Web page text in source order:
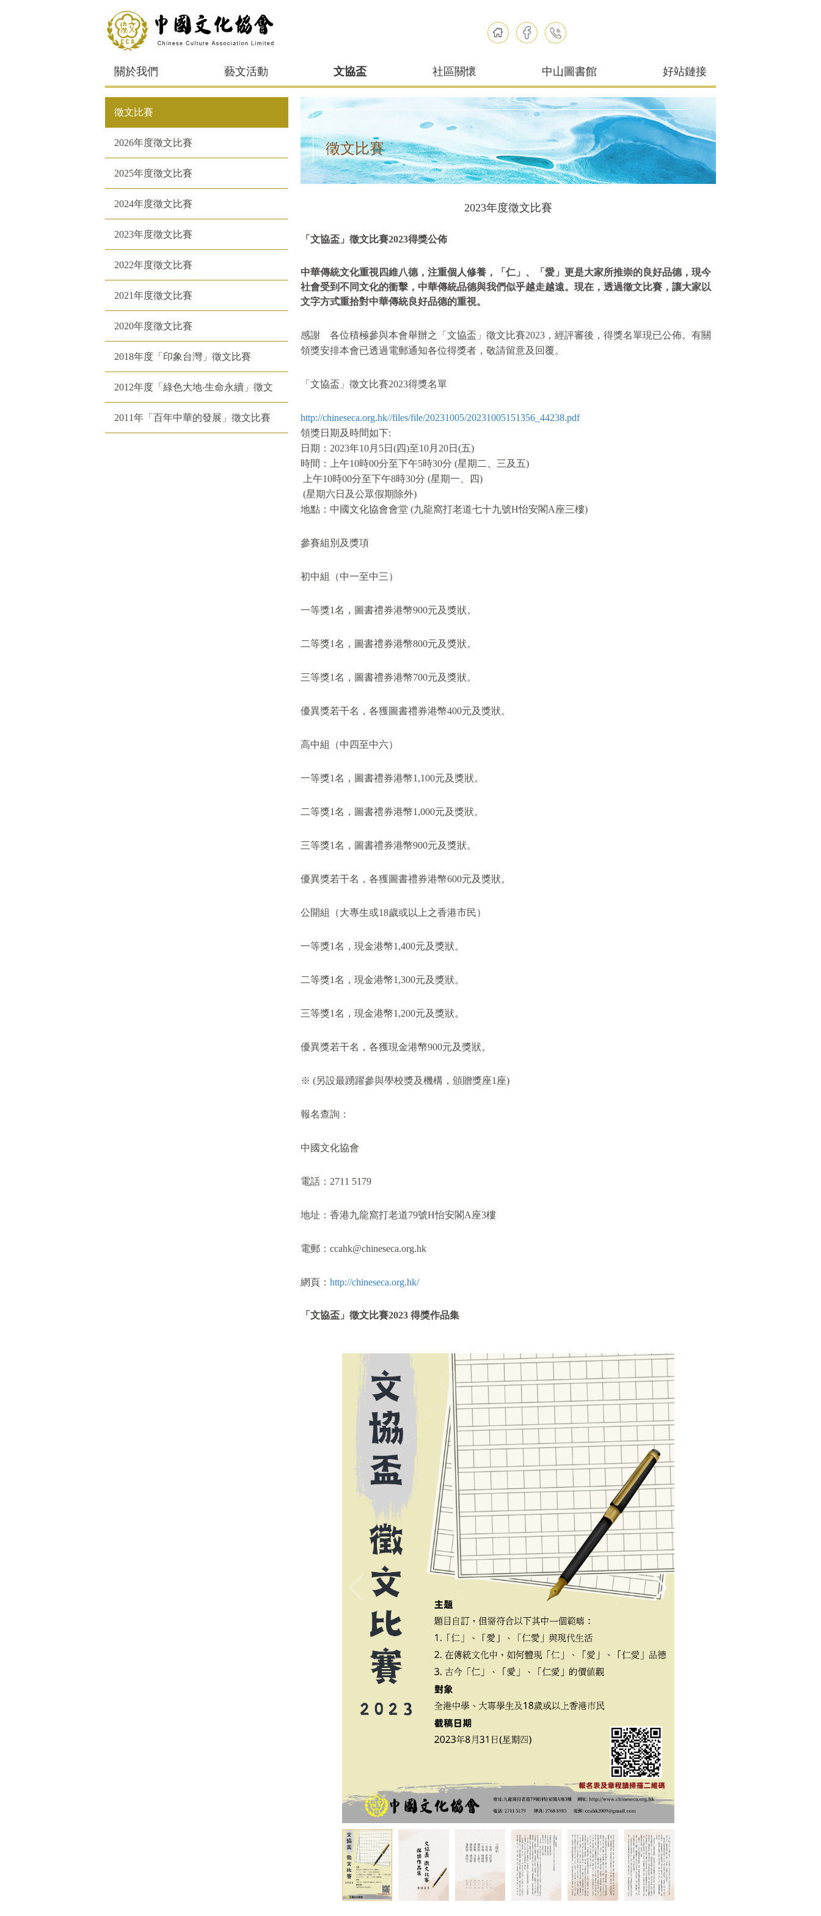
關於我們 藝文活動 文協盃 社區關懷 中山圖書館 好站鏈接
徵文比賽
2026年度徵文比賽
2025年度徵文比賽
2024年度徵文比賽
2023年度徵文比賽
2022年度徵文比賽
2021年度徵文比賽
2020年度徵文比賽
2018年度「印象台灣」徵文比賽
2012年度「綠色大地‧生命永續」徵文
2011年「百年中華的發展」徵文比賽
徵文比賽
2023年度徵文比賽
「文協盃」徵文比賽2023得獎公佈
中華傳統文化重視四維八德，注重個人修養，「仁」、「愛」更是大家所推崇的良好品德，現今
社會受到不同文化的衝擊，中華傳統品德與我們似乎越走越遠。現在，透過徵文比賽，讓大家以
文字方式重拾對中華傳統良好品德的重視。
感謝　各位積極參與本會舉辦之「文協盃」徵文比賽2023，經評審後，得獎名單現已公佈。有關
領獎安排本會已透過電郵通知各位得獎者，敬請留意及回覆。
「文協盃」徵文比賽2023得獎名單
http://chineseca.org.hk//files/file/20231005/20231005151356_44238.pdf
領獎日期及時間如下:
日期：2023年10月5日(四)至10月20日(五)
時間：上午10時00分至下午5時30分 (星期二、三及五)
上午10時00分至下午8時30分 (星期一、四)
(星期六日及公眾假期除外)
地點：中國文化協會會堂 (九龍窩打老道七十九號H怡安閣A座三樓)
參賽組別及獎項
初中組（中一至中三）
一等獎1名，圖書禮券港幣900元及獎狀。
二等獎1名，圖書禮券港幣800元及獎狀。
三等獎1名，圖書禮券港幣700元及獎狀。
優異獎若干名，各獲圖書禮券港幣400元及獎狀。
高中組（中四至中六）
一等獎1名，圖書禮券港幣1,100元及獎狀。
二等獎1名，圖書禮券港幣1,000元及獎狀。
三等獎1名，圖書禮券港幣900元及獎狀。
優異獎若干名，各獲圖書禮券港幣600元及獎狀。
公開組（大專生或18歲或以上之香港市民）
一等獎1名，現金港幣1,400元及獎狀。
二等獎1名，現金港幣1,300元及獎狀。
三等獎1名，現金港幣1,200元及獎狀。
優異獎若干名，各獲現金港幣900元及獎狀。
※ (另設最踴躍參與學校獎及機構，頒贈獎座1座)
報名查詢：
中國文化協會
電話：2711 5179
地址：香港九龍窩打老道79號H怡安閣A座3樓
電郵：ccahk@chineseca.org.hk
網頁： http://chineseca.org.hk/
「文協盃」徵文比賽2023 得獎作品集